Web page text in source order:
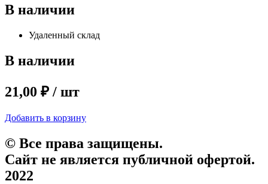
В наличии
Удаленный склад
В наличии
21,00 ₽ / шт
Добавить в корзину
© Все права защищены.
Сайт не является публичной офертой.
2022